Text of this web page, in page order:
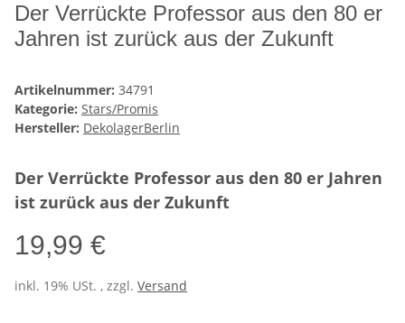
Der Verrückte Professor aus den 80 er
Jahren ist zurück aus der Zukunft
Artikelnummer: 34791
Kategorie: Stars/Promis
Hersteller: DekolagerBerlin
Der Verrückte Professor aus den 80 er Jahren
ist zurück aus der Zukunft
19,99 €
inkl. 19% USt. , zzgl. Versand